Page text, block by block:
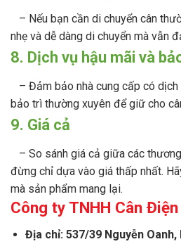
– Nếu bạn cần di chuyển cân
nhẹ và dễ dàng di chuyển mà vẫn
8. Dịch vụ hậu mãi và
– Đảm bảo nhà cung cấp có
bảo trì thường xuyên để giữ cho
9. Giá cả
– So sánh giá cả giữa các
đừng chỉ dựa vào giá thấp nhất.
mà sản phẩm mang lại.
Công ty TNHH Cân
Địa chỉ: 537/39 Nguyễn Oanh,